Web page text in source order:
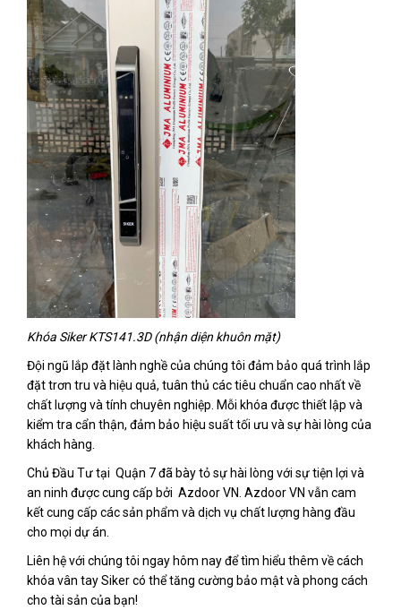
Khóa Siker KTS141.3D (nhận diện khuôn mặt)
Đội ngũ lắp đặt lành nghề của chúng tôi đảm bảo quá trình lắp
đặt trơn tru và hiệu quả, tuân thủ các tiêu chuẩn cao nhất về
chất lượng và tính chuyên nghiệp. Mỗi khóa được thiết lập và
kiểm tra cẩn thận, đảm bảo hiệu suất tối ưu và sự hài lòng của
khách hàng.
Chủ Đầu Tư tại Quận 7 đã bày tỏ sự hài lòng với sự tiện lợi và
an ninh được cung cấp bởi Azdoor VN. Azdoor VN vẫn cam
kết cung cấp các sản phẩm và dịch vụ chất lượng hàng đầu
cho mọi dự án.
Liên hệ với chúng tôi ngay hôm nay để tìm hiểu thêm về cách
khóa vân tay Siker có thể tăng cường bảo mật và phong cách
cho tài sản của bạn!